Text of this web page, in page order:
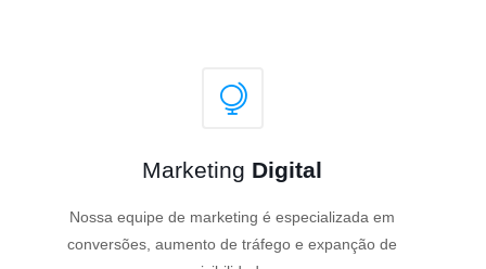
Marketing Digital
Nossa equipe de marketing é especializada em
conversões, aumento de tráfego e expanção de